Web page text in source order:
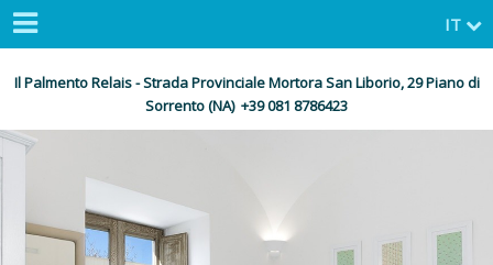
IT
Il Palmento Relais - Strada Provinciale Mortora San Liborio, 29 Piano di
Sorrento (NA) +39 081 8786423